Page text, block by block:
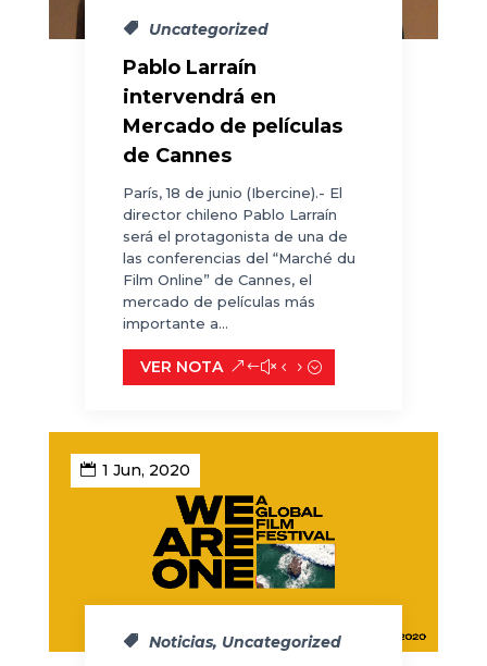
Uncategorized
Pablo Larraín
intervendrá en
Mercado de películas
de Cannes
París, 18 de junio (Ibercine).- El
director chileno Pablo Larraín
será el protagonista de una de
las conferencias del “Marché du
Film Online” de Cannes, el
mercado de películas más
importante a...
VER NOTA
1 Jun, 2020
Noticias, Uncategorized